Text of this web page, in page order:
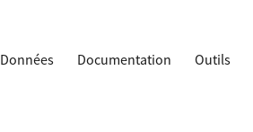
Données Documentation Outils